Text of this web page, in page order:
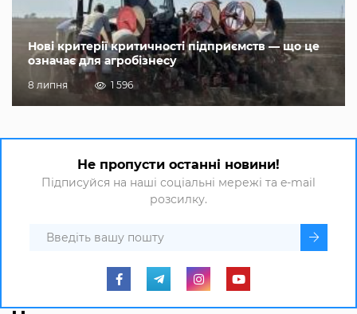
Нові критерії критичності підприємств — що це
означає для агробізнесу
8 липня 1 596
Не пропусти останні новини!
Підписуйся на наші соціальні мережі та e-mail
розсилку.